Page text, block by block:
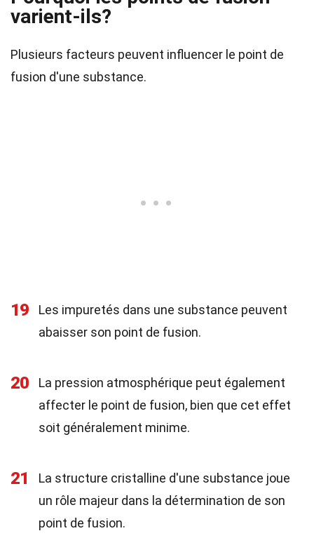
varient-ils?
Plusieurs facteurs peuvent influencer le point de
fusion d'une substance.
19
Les impuretés dans une substance peuvent
abaisser son point de fusion.
20
La pression atmosphérique peut également
affecter le point de fusion, bien que cet effet
soit généralement minime.
21
La structure cristalline d'une substance joue
un rôle majeur dans la détermination de son
point de fusion.